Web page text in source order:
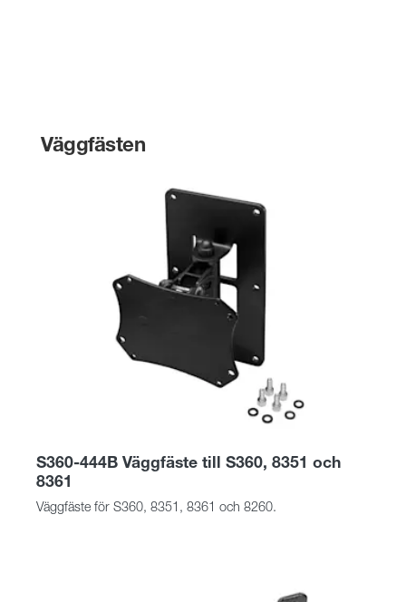
Väggfästen
S360-444B Väggfäste till S360, 8351 och
8361
Väggfäste för S360, 8351, 8361 och 8260.